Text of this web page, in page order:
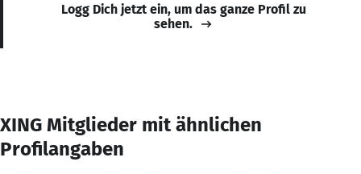
Logg Dich jetzt ein, um das ganze Profil zu
sehen.
XING Mitglieder mit ähnlichen
Profilangaben